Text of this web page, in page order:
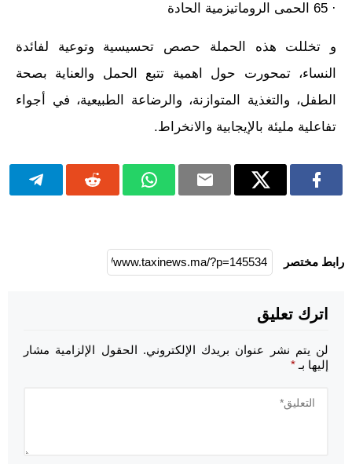
· 65 الحمى الروماتيزمية الحادة
و تخللت هذه الحملة حصص تحسيسية وتوعية لفائدة
النساء، تمحورت حول اهمية تتبع الحمل والعناية بصحة
الطفل، والتغذية المتوازنة، والرضاعة الطبيعية، في أجواء
تفاعلية مليئة بالإيجابية والانخراط.
رابط مختصر
اترك تعليق
لن يتم نشر عنوان بريدك الإلكتروني. الحقول الإلزامية مشار
إليها بـ *